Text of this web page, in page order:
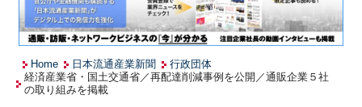
Home 日本流通産業新聞
行政団体
経済産業省・国土交通省／再配達削減事例を公開／通販企業５社
の取り組みを掲載